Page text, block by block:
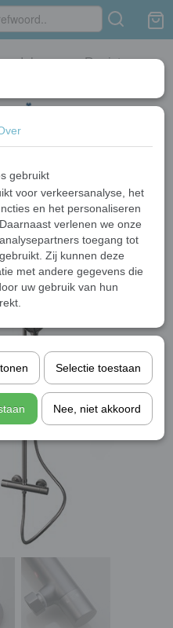
Inloggen Registreren
Metal Thermostatische
gebruikt
voor verkeersanalyse, het
en het personaliseren
verlenen we onze
toegang tot
Zij kunnen deze
met andere gegevens die
uw gebruik van hun
Selectie toestaan
Nee, niet akkoord